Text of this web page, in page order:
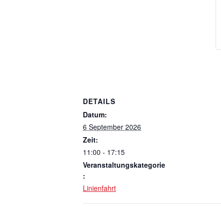
DETAILS
Datum:
6 September 2026
Zeit:
11:00 - 17:15
Veranstaltungskategorie
:
Linienfahrt